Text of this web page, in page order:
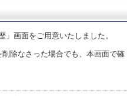
画面をご用意いたしました。
除なさった場合でも、本画面で確